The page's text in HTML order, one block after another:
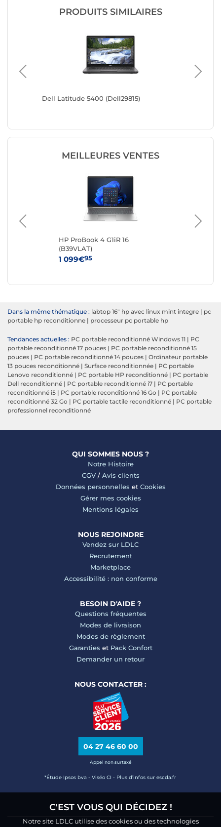
PRODUITS SIMILAIRES
Dell Latitude 5400 (Dell29815)
MEILLEURES VENTES
HP ProBook 4 G1iR 16
(B39VLAT)
1 099€95
Dans la même thématique : labtop 16" hp avec linux mint integre | pc
portable hp reconditionne | processeur pc portable hp
Tendances actuelles : PC portable reconditionné Windows 11 | PC
portable reconditionné 17 pouces | PC portable reconditionné 15
pouces | PC portable reconditionné 14 pouces | Ordinateur portable
13 pouces reconditionné | Surface reconditionnée | PC portable
Lenovo reconditionné | PC portable HP reconditionné | PC portable
Dell reconditionné | PC portable reconditionné i7 | PC portable
reconditionné i5 | PC portable reconditionné 16 Go | PC portable
reconditionné 32 Go | PC portable tactile reconditionné | PC portable
professionnel reconditionné
QUI SOMMES NOUS ?
Notre Histoire
CGV/ Avis clients
Données personnelles et Cookies
Gérer mes cookies
Mentions légales
NOUS REJOINDRE
Vendez sur LDLC
Recrutement
Marketplace
Accessibilité : non conforme
BESOIN D'AIDE ?
Questions fréquentes
Modes de livraison
Modes de règlement
Garanties et Pack Confort
Demander un retour
NOUS CONTACTER :
04 27 46 60 00
Appel non surtaxé
*Étude Ipsos bva - Viséo CI - Plus d’infos sur escda.fr
C'EST VOUS QUI DÉCIDEZ !
Notre site LDLC utilise des cookies ou des technologies